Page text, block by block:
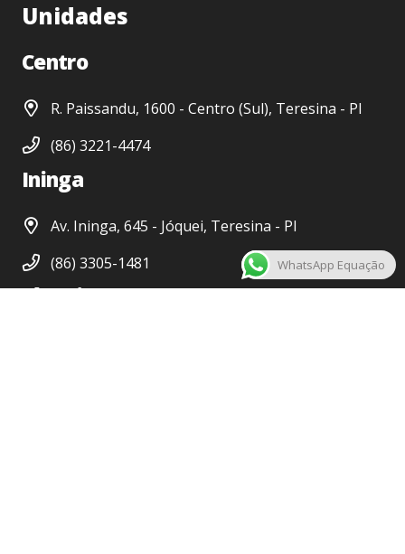
Unidades
Centro
R. Paissandu, 1600 - Centro (Sul), Teresina - PI
(86) 3221-4474
Ininga
Av. Ininga, 645 - Jóquei, Teresina - PI
(86) 3305-1481
Jóquei
WhatsApp Equação